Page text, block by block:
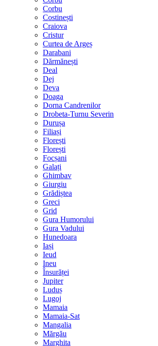
Corbu
Costinești
Craiova
Cristur
Curtea de Argeș
Darabani
Dărmănești
Deal
Dej
Deva
Doaga
Dorna Candrenilor
Drobeta-Turnu Severin
Durușa
Filiași
Florești
Florești
Focșani
Galați
Ghimbav
Giurgiu
Grădiștea
Greci
Grid
Gura Humorului
Gura Vadului
Hunedoara
Iași
Ieud
Ineu
Însurăței
Jupiter
Luduș
Lugoj
Mamaia
Mamaia-Sat
Mangalia
Mărgău
Marghita